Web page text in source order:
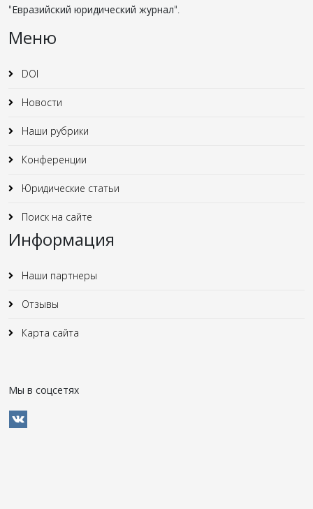
"Евразийский юридический журнал".
Меню
DOI
Новости
Наши рубрики
Конференции
Юридические статьи
Поиск на сайте
Информация
Наши партнеры
Отзывы
Карта сайта
Мы в соцсетях